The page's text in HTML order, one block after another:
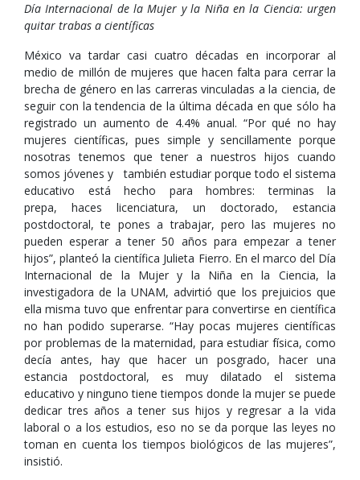
Día Internacional de la Mujer y la Niña en la Ciencia: urgen
quitar trabas a científicas
México va tardar casi cuatro décadas en incorporar al
medio de millón de mujeres que hacen falta para cerrar la
brecha de género en las carreras vinculadas a la ciencia, de
seguir con la tendencia de la última década en que sólo ha
registrado un aumento de 4.4% anual. “Por qué no hay
mujeres científicas, pues simple y sencillamente porque
nosotras tenemos que tener a nuestros hijos cuando
somos jóvenes y también estudiar porque todo el sistema
educativo está hecho para hombres: terminas la
prepa, haces licenciatura, un doctorado, estancia
postdoctoral, te pones a trabajar, pero las mujeres no
pueden esperar a tener 50 años para empezar a tener
hijos”, planteó la científica Julieta Fierro. En el marco del Día
Internacional de la Mujer y la Niña en la Ciencia, la
investigadora de la UNAM, advirtió que los prejuicios que
ella misma tuvo que enfrentar para convertirse en científica
no han podido superarse. “Hay pocas mujeres científicas
por problemas de la maternidad, para estudiar física, como
decía antes, hay que hacer un posgrado, hacer una
estancia postdoctoral, es muy dilatado el sistema
educativo y ninguno tiene tiempos donde la mujer se puede
dedicar tres años a tener sus hijos y regresar a la vida
laboral o a los estudios, eso no se da porque las leyes no
toman en cuenta los tiempos biológicos de las mujeres”,
insistió.